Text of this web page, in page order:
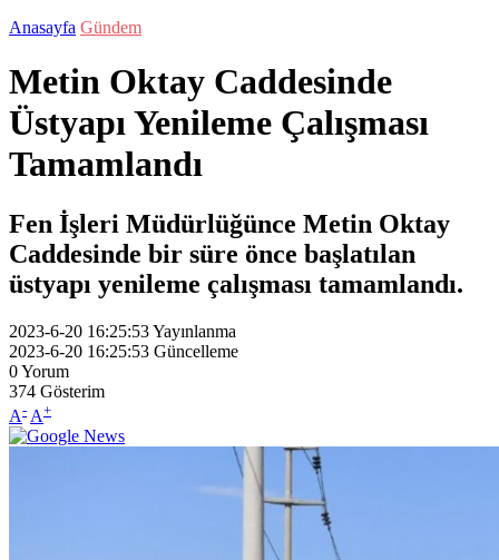
Anasayfa Gündem
Metin Oktay Caddesinde
Üstyapı Yenileme Çalışması
Tamamlandı
Fen İşleri Müdürlüğünce Metin Oktay
Caddesinde bir süre önce başlatılan
üstyapı yenileme çalışması tamamlandı.
2023-6-20 16:25:53Yayınlanma
2023-6-20 16:25:53 Güncelleme
0Yorum
374 Gösterim
A- A+